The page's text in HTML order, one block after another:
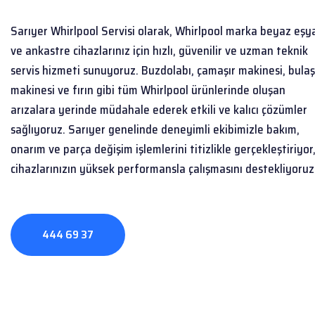
Sarıyer Whirlpool Servisi olarak, Whirlpool marka beyaz
ve ankastre cihazlarınız için hızlı, güvenilir ve uzman teknik
servis hizmeti sunuyoruz. Buzdolabı, çamaşır makinesi,
makinesi ve fırın gibi tüm Whirlpool ürünlerinde oluşan
arızalara yerinde müdahale ederek etkili ve kalıcı çözümler
sağlıyoruz. Sarıyer genelinde deneyimli ekibimizle bakım,
onarım ve parça değişim işlemlerini titizlikle gerçekleştiriyor,
cihazlarınızın yüksek performansla çalışmasını
444 69 37